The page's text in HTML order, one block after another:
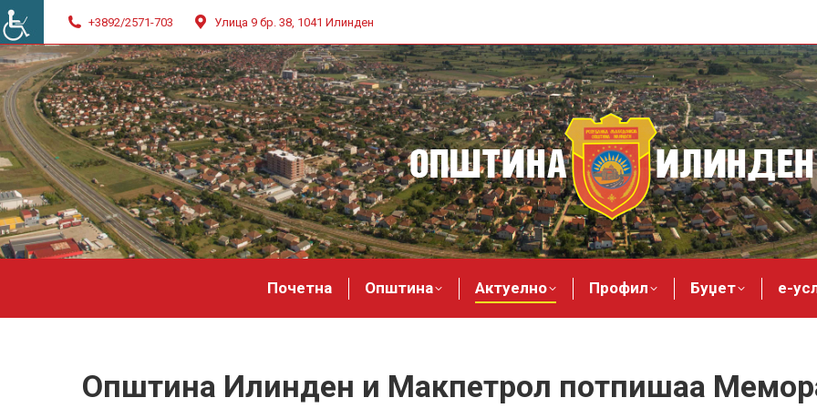
+3892/2571-703 Улица 9 бр. 38, 1041 Илинден
Почетна Општина Актуелно Профил Буџет е-
Општина Илинден и Макпетрол потпишаа